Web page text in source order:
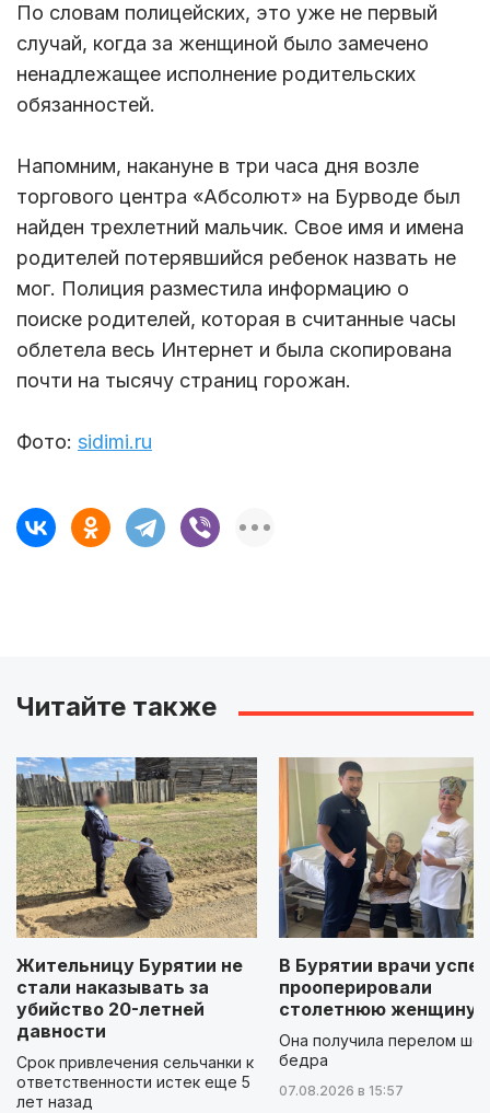
По словам полицейских, это уже не первый
случай, когда за женщиной было замечено
ненадлежащее исполнение родительских
обязанностей.
Напомним, накануне в три часа дня возле
торгового центра «Абсолют» на Бурводе был
найден трехлетний мальчик. Свое имя и имена
родителей потерявшийся ребенок назвать не
мог. Полиция разместила информацию о
поиске родителей, которая в считанные часы
облетела весь Интернет и была скопирована
почти на тысячу страниц горожан.
Фото: sidimi.ru
Читайте также
Жительницу Бурятии не
стали наказывать за
убийство 20-летней
давности
Срок привлечения сельчанки к
ответственности истек еще 5
лет назад
В Бурятии врачи
прооперировали
столетнюю женщину
Она получила перелом
бедра
07.08.2026 в 15:57